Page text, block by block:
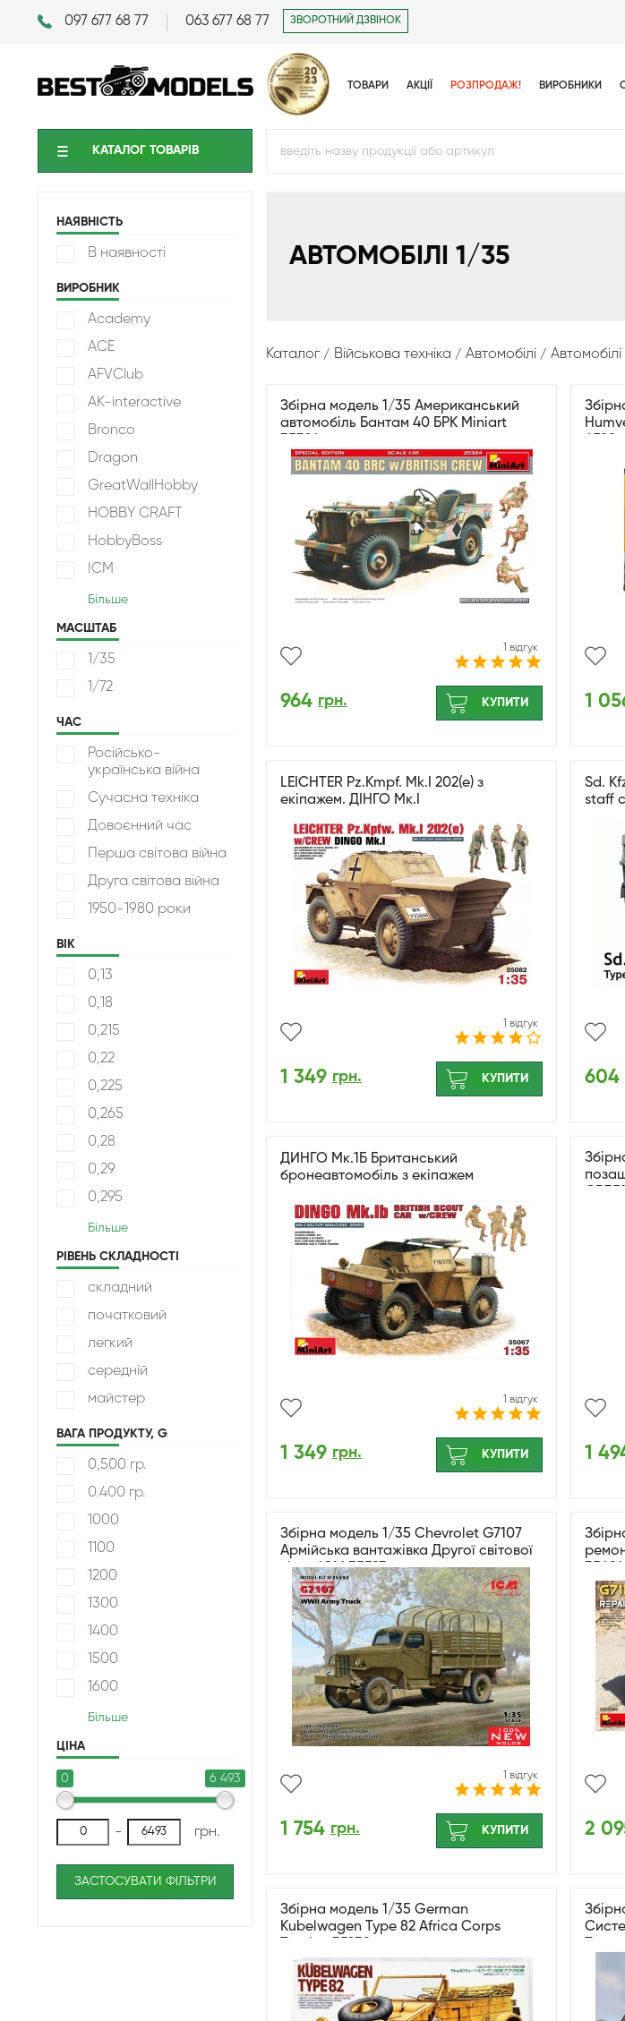
097 677 68 77 063 677 68 77 ЗВОРОТНИЙ ДЗВІНОК
ТОВАРИ АКЦІЇ РОЗПРОДАЖ! ВИРОБНИКИ
КАТАЛОГ ТОВАРIВ
НАЯВНІСТЬ
В наявності
ВИРОБНИК
Academy
ACE
AFVClub
AK-interactive
Bronco
Dragon
GreatWallHobby
HOBBY CRAFT
HobbyBoss
ICM
Більше
МАСШТАБ
1/35
1/72
ЧАС
Російсько-
українська війна
Сучасна техніка
Довоєнний час
Перша світова війна
Друга світова війна
1950-1980 роки
ВІК
0,13
0,18
0,215
0,22
0,225
0,265
0,28
0,29
0,295
Більше
РІВЕНЬ СКЛАДНОСТІ
складний
початковий
легкий
середній
майстер
ВАГА ПРОДУКТУ, G
0,500 гр.
0.400 гр.
1000
1100
1200
1300
1400
1500
1600
Більше
ЦІНА
0 6 493
- грн.
ЗАСТОСУВАТИ ФІЛЬТРИ
АВТОМОБІЛІ 1/35
Каталог Військова техніка Автомобiлi
Збірна модель 1/35 Американський
автомобіль Бантам 40 БРК Miniart
1 відгук
964 грн. КУПИТИ 1
LEICHTER Pz.Kmpf. Mk.I 202(е) з
екіпажем. ДІНГО Mк.I
1 відгук
1 349 грн. КУПИТИ
Sd.
staff
604
ДИНГО Мк.1Б Британський
бронеавтомобіль з екіпажем
1 відгук
1 349 грн. КУПИТИ 1
Збірна модель 1/35 Chevrolet G7107
Армійська вантажівка Другої світової
війни ICM 35593
1 відгук
1 754 грн. КУПИТИ 2
Збірна модель 1/35 German
Kubelwagen Type 82 Africa Corps